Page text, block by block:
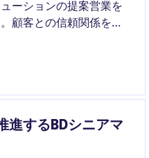
ーションの提案営業を
顧客との信頼関係を構
・運営などを通じて幅
ます。
進するBDシニアマ